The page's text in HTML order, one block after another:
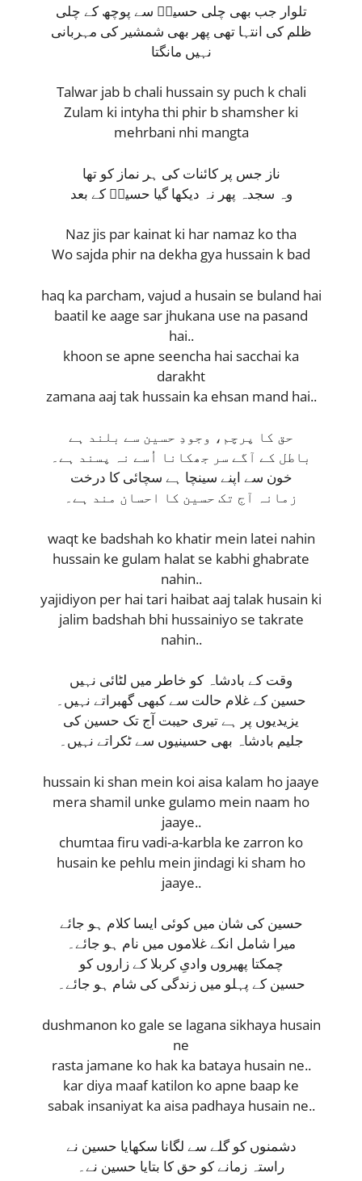
تلوار جب بھی چلی حسینؑ سے پوچھ کے چلی
ظلم کی انتہا تھی پھر بھی شمشیر کی مہربانی
نہیں مانگتا
Talwar jab b chali hussain sy puch k chali
Zulam ki intyha thi phir b shamsher ki
mehrbani nhi mangta
ناز جس پر کائنات کی ہر نماز کو تھا
وہ سجدہ پھر نہ دیکھا گیا حسیںؑ کے بعد
Naz jis par kainat ki har namaz ko tha
Wo sajda phir na dekha gya hussain k bad
haq ka parcham, vajud a husain se buland hai
baatil ke aage sar jhukana use na pasand
hai..
khoon se apne seencha hai sacchai ka
darakht
zamana aaj tak hussain ka ehsan mand hai..
حق کا پرچم، وجودِ حسین سے بلند ہے
باطل کے آگے سر جھکانا اُسے نہ پسند ہے۔
خون سے اپنے سینچا ہے سچائی کا درخت
زمانہ آج تک حسین کا احسان مند ہے۔
waqt ke badshah ko khatir mein latei nahin
hussain ke gulam halat se kabhi ghabrate
nahin..
yajidiyon per hai tari haibat aaj talak husain ki
jalim badshah bhi hussainiyo se takrate
nahin..
وقت کے بادشاہ کو خاطر میں لٹائی نہیں
حسین کے غلام حالت سے کبھی گھبراتے نہیں۔
یزیدیوں پر ہے تیری حیبت آج تک حسین کی
جلیم بادشاہ بھی حسینیوں سے ٹکراتے نہیں۔
hussain ki shan mein koi aisa kalam ho jaaye
mera shamil unke gulamo mein naam ho
jaaye..
chumtaa firu vadi-a-karbla ke zarron ko
husain ke pehlu mein jindagi ki sham ho
jaaye..
حسین کی شان میں کوئی ایسا کلام ہو جائے
میرا شامل انکے غلاموں میں نام ہو جائے۔
چمکتا پھیروں وادیِ کربلا کے زاروں کو
حسین کے پہلو میں زندگی کی شام ہو جائے۔
dushmanon ko gale se lagana sikhaya husain
ne
rasta jamane ko hak ka bataya husain ne..
kar diya maaf katilon ko apne baap ke
sabak insaniyat ka aisa padhaya husain ne..
دشمنوں کو گلے سے لگانا سکھایا حسین نے
راستہ زمانے کو حق کا بتایا حسین نے۔